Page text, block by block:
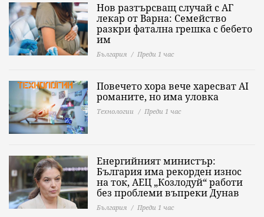
Нов разтърсващ случай с АГ
лекар от Варна: Семейство
разкри фатална грешка с бебето
им
България Преди 1 час
Повечето хора вече харесват AI
романите, но има уловка
Технологии Преди 1 час
Енергийният министър:
България има рекорден износ
на ток, АЕЦ „Козлодуй“ работи
без проблеми въпреки Дунав
България Преди 1 час